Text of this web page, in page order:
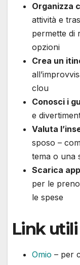
Organizza
attività e
permette di
opzioni
Crea un
clou
Conosci i
e
Valuta
sposo –
tema o una
Scarica
per le
le spese
Link
Omio – per